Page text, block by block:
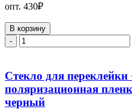
опт. 430₽
В корзину
-
Стекло для переклейки
поляризационная
черный